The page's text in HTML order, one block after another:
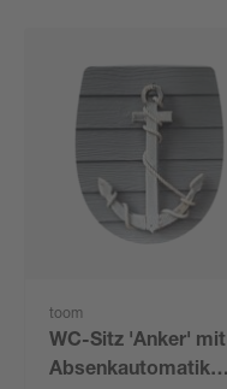
toom
WC-Sitz 'Anker' mit
Absenkautomatik